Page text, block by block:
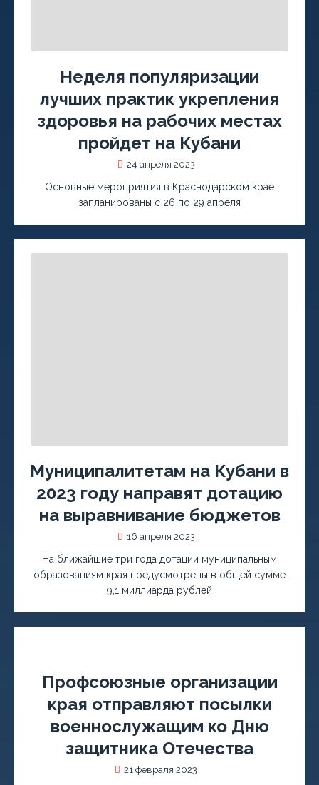
Неделя популяризации
лучших практик укрепления
здоровья на рабочих местах
пройдет на Кубани
24 апреля 2023
Основные мероприятия в Краснодарском крае
запланированы с 26 по 29 апреля
Муниципалитетам на Кубани в
2023 году направят дотацию
на выравнивание бюджетов
16 апреля 2023
На ближайшие три года дотации муниципальным
образованиям края предусмотрены в общей сумме
9,1 миллиарда рублей
Профсоюзные организации
края отправляют посылки
военнослужащим ко Дню
защитника Отечества
21 февраля 2023